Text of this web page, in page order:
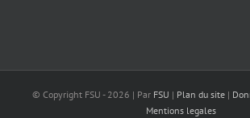
© Copyright FSU - 2026 | Par FSU | Plan du site |
Mentions legales